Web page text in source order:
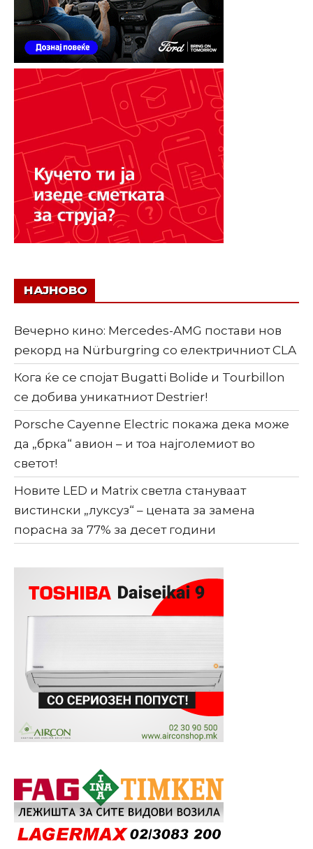
НАЈНОВО
Вечерно кино: Mercedes-AMG постави нов
рекорд на Nürburgring со електричниот CLA
Кога ќе се спојат Bugatti Bolide и Tourbillon
се добива уникатниот Destrier!
Porsche Cayenne Electric покажа дека може
да „брка“ авион – и тоа најголемиот во
светот!
Новите LED и Matrix светла стануваат
вистински „луксуз“ – цената за замена
порасна за 77% за десет години